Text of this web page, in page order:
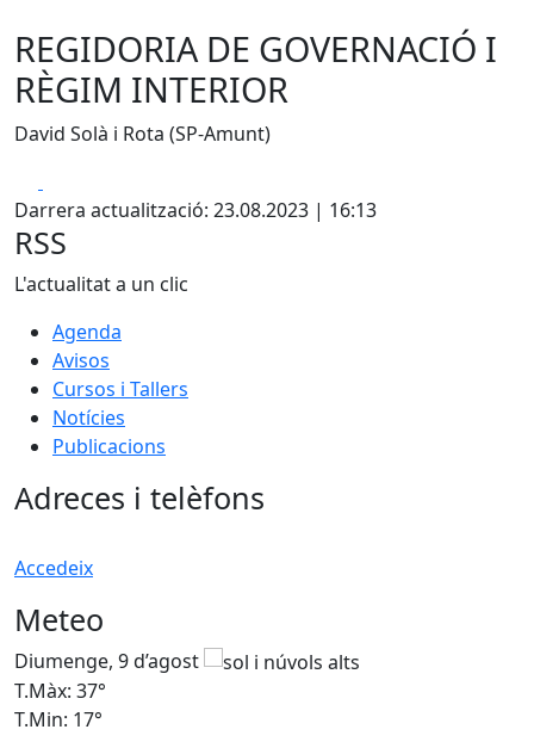
REGIDORIA DE GOVERNACIÓ I
RÈGIM INTERIOR
David Solà i Rota (SP-Amunt)
Darrera actualització: 23.08.2023 | 16:13
RSS
L'actualitat a un clic
Agenda
Avisos
Cursos i Tallers
Notícies
Publicacions
Adreces i telèfons
Accedeix
Meteo
Diumenge, 9 d’agost
T.Màx: 37°
T.Min: 17°